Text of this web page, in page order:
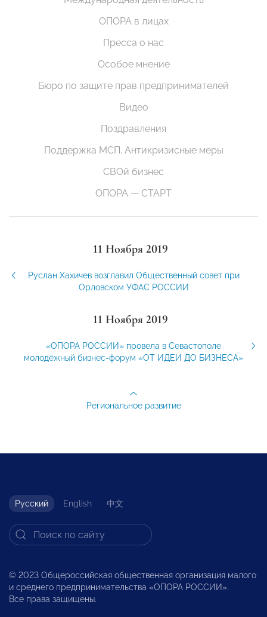
ОПОРА в лицах
Пресса о нас
Особое мнение
Бюро по защите прав предпринимателей
Видео
Поздравления
Поддержка МСП. Антикризисные меры
СВОй бизнес
ОПОРА — СТАРТ
11 Ноября 2019
Руслан Хахичев возглавил Общественный совет при
Орловском УФАС РОССИИ
11 Ноября 2019
«ОПОРА РОССИИ» провела в Севастополе
молодёжный бизнес-форум «ОТ ИДЕИ ДО БИЗНЕСА»
Региональное развитие
Русский English 中文
© 2023 Общероссийская общественная организация малого
и среднего предпринимательства «ОПОРА РОССИИ».
Все права защищены.